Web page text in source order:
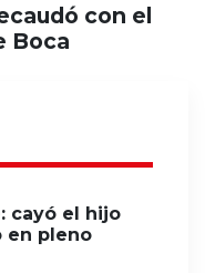
con el
Boca
cayó el hijo
en pleno